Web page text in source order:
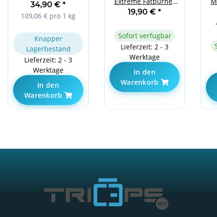
Watermelon
34,90 € *
109,06 € pro 1 kg
Knapper
Lagerbestand
Lieferzeit: 2 - 3
Werktage
In den
Warenkorb
120caps
19,90 € *
Sofort verfügbar
Lieferzeit: 2 - 3
Werktage
In den
Warenkorb